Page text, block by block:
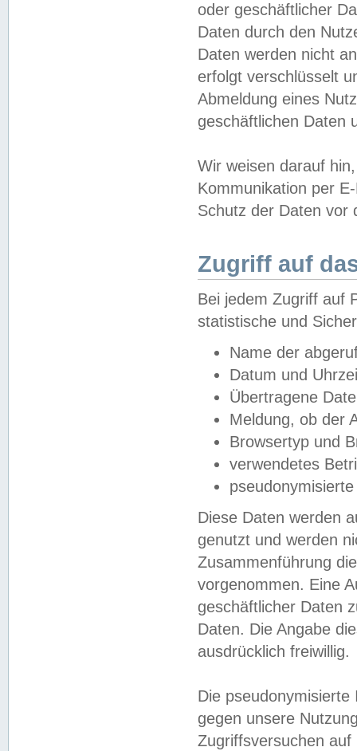
oder geschäftlicher
Daten durch den
Daten werden nicht
erfolgt verschlüsselt
Abmeldung eines
geschäftlichen Daten
Wir weisen darauf
Kommunikation per
Schutz der Daten vor
Zugriff auf
Bei jedem Zugriff auf
statistische und
Name der
Datum und
Übertragene
Meldung, ob der
Browsertyp und
verwendetes
Diese Daten werden
genutzt und werden
Zusammenführung
vorgenommen. Eine
geschäftlicher Daten
Daten. Die Angabe
ausdrücklich freiwillig.
Die
gegen unsere
Zugriffsversuchen